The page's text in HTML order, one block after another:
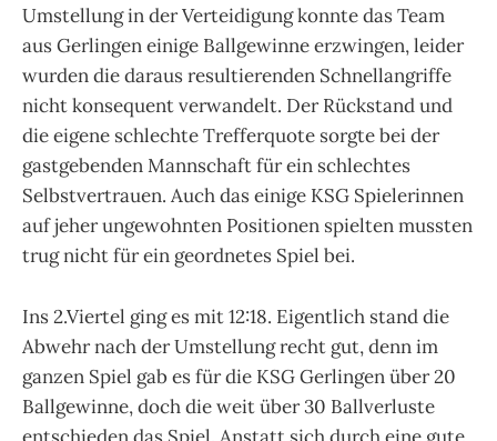
Umstellung in der Verteidigung konnte das Team
aus Gerlingen einige Ballgewinne erzwingen, leider
wurden die daraus resultierenden Schnellangriffe
nicht konsequent verwandelt. Der Rückstand und
die eigene schlechte Trefferquote sorgte bei der
gastgebenden Mannschaft für ein schlechtes
Selbstvertrauen. Auch das einige KSG Spielerinnen
auf jeher ungewohnten Positionen spielten mussten
trug nicht für ein geordnetes Spiel bei.
Ins 2.Viertel ging es mit 12:18. Eigentlich stand die
Abwehr nach der Umstellung recht gut, denn im
ganzen Spiel gab es für die KSG Gerlingen über 20
Ballgewinne, doch die weit über 30 Ballverluste
entschieden das Spiel. Anstatt sich durch eine gute